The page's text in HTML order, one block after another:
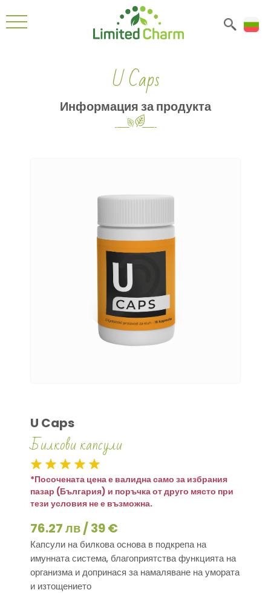
U Caps
Информация за продукта
U Caps
Билкови капсули
*Посочената цена е валидна само за избрания
пазар (България) и поръчка от друго място при
тези условия не е възможна.
76.27 лв / 39 €
Капсули на билкова основа в подкрепа на
имунната система, благоприятства функцията на
организма и допринася за намаляване на умората
и изтощението